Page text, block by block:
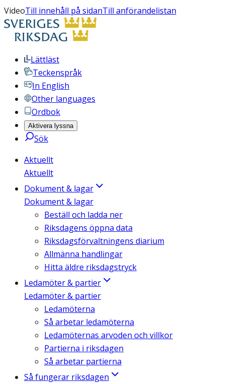
VideoTill innehåll på sidanTill anförandelistan
Lättläst
Teckenspråk
In English
Other languages
Ordbok
Aktivera lyssna
Sök
Aktuellt
Aktuellt
Dokument & lagar
Dokument & lagar
Beställ och ladda ner
Riksdagens öppna data
Riksdagsförvaltningens diarium
Allmänna handlingar
Hitta äldre riksdagstryck
Ledamöter & partier
Ledamöter & partier
Ledamöterna
Så arbetar ledamöterna
Ledamöternas arvoden och villkor
Partierna i riksdagen
Så arbetar partierna
Så fungerar riksdagen